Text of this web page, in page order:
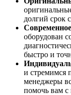
долгий срок
оборудован
быстро и
и стремимся
менеджеры
помочь вам с